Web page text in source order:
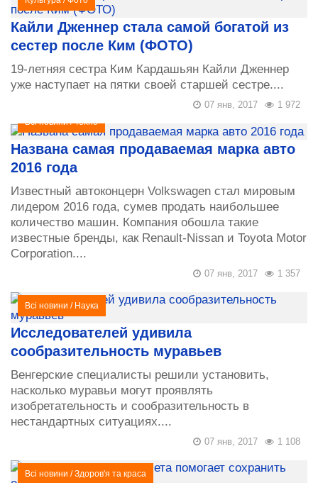
Кайли Дженнер стала самой богатой из
сестер после Ким (ФОТО)
19-летняя сестра Ким Кардашьян Кайли Дженнер
уже наступает на пятки своей старшей сестре....
1 972
07 янв, 2017
Всі новини/Техно
Названа самая продаваемая марка авто
2016 года
Известный автоконцерн Volkswagen стал мировым
лидером 2016 года, сумев продать наибольшее
количество машин. Компания обошла такие
известные бренды, как Renault-Nissan и Toyota Motor
Corporation....
1 357
07 янв, 2017
Всі новини / Наука
Исследователей удивила
сообразительность муравьев
Венгерские специалисты решили установить,
насколько муравьи могут проявлять
изобретательность и сообразительность в
нестандартных ситуациях....
1 108
07 янв, 2017
Всі новини /Здоров'я та краса